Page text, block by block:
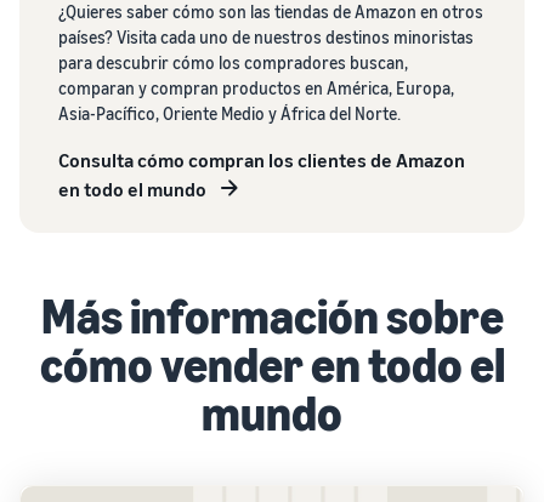
¿Quieres saber cómo son las tiendas de Amazon en otros
países? Visita cada uno de nuestros destinos minoristas
para descubrir cómo los compradores buscan,
comparan y compran productos en América, Europa,
Asia-Pacífico, Oriente Medio y África del Norte.
Consulta cómo compran los clientes de Amazon
en todo el mundo
Más información sobre
cómo vender en todo el
mundo